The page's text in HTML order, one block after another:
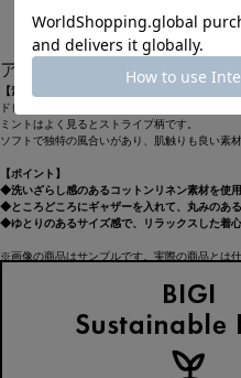
アイテム説明
【素材】
ドビー織りで細かい凹凸感のある生地を使用。
ミントはよく見るとストライプ柄です。
ソフトで独特の風合いがあり、肌触りも良い素材
【ポイント】
◆洗いざらし感のあるコットンリネン素材を使
◆ところどころにギャザーを入れて、丸みのある
◆ゆとりのあるサイズ感で、リラックスした着心
※画像の商品はサンプルです。実際の商品とは
※画像の商品は光の照射や角度により、実物と